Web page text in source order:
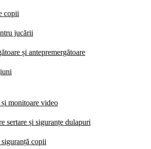
copii
jucării
și antepremergătoare
și monitoare video
sertare și siguranțe dulapuri
copii